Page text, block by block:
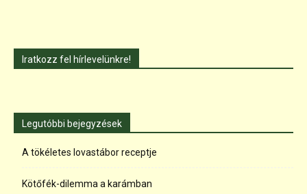
Iratkozz fel hírlevelünkre!
Legutóbbi bejegyzések
A tökéletes lovastábor receptje
Kötőfék-dilemma a karámban